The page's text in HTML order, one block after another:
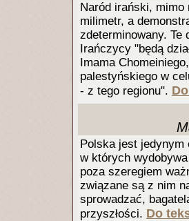
Naród irański,
milimetr, a
zdeterminowany. Te
Irańczycy "będą
Imama
palestyńskiego w
- z tego regionu".
Polska jest
w których
poza szeregiem
związane są z nim
sprowadzać,
przyszłości. Do